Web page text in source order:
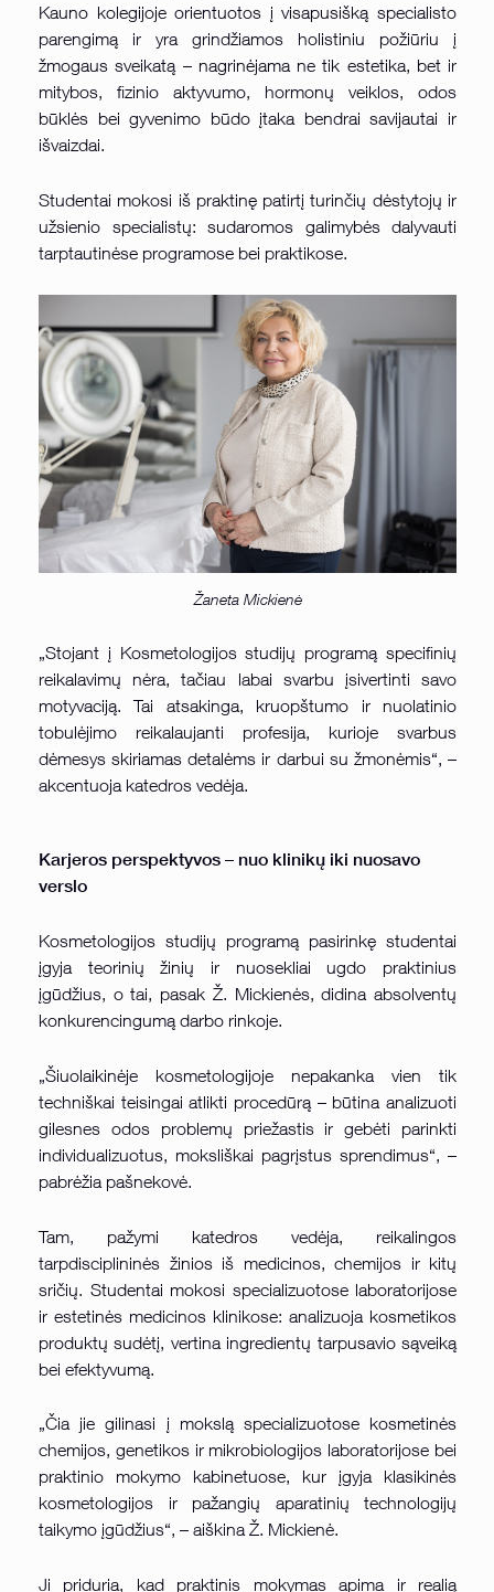
Kauno kolegijoje orientuotos į visapusišką specialisto
parengimą ir yra grindžiamos holistiniu požiūriu į
žmogaus sveikatą – nagrinėjama ne tik estetika, bet ir
mitybos, fizinio aktyvumo, hormonų veiklos, odos
būklės bei gyvenimo būdo įtaka bendrai savijautai ir
išvaizdai.
Studentai mokosi iš praktinę patirtį turinčių dėstytojų ir
užsienio specialistų: sudaromos galimybės dalyvauti
tarptautinėse programose bei praktikose.
Žaneta Mickienė
„Stojant į Kosmetologijos studijų programą specifinių
reikalavimų nėra, tačiau labai svarbu įsivertinti savo
motyvaciją. Tai atsakinga, kruopštumo ir nuolatinio
tobulėjimo reikalaujanti profesija, kurioje svarbus
dėmesys skiriamas detalėms ir darbui su žmonėmis“, –
akcentuoja katedros vedėja.
Karjeros perspektyvos – nuo klinikų iki nuosavo
verslo
Kosmetologijos studijų programą pasirinkę studentai
įgyja teorinių žinių ir nuosekliai ugdo praktinius
įgūdžius, o tai, pasak Ž. Mickienės, didina absolventų
konkurencingumą darbo rinkoje.
„Šiuolaikinėje kosmetologijoje nepakanka vien tik
techniškai teisingai atlikti procedūrą – būtina analizuoti
gilesnes odos problemų priežastis ir gebėti parinkti
individualizuotus, moksliškai pagrįstus sprendimus“, –
pabrėžia pašnekovė.
Tam, pažymi katedros vedėja, reikalingos
tarpdisciplininės žinios iš medicinos, chemijos ir kitų
sričių. Studentai mokosi specializuotose laboratorijose
ir estetinės medicinos klinikose: analizuoja kosmetikos
produktų sudėtį, vertina ingredientų tarpusavio sąveiką
bei efektyvumą.
„Čia jie gilinasi į mokslą specializuotose kosmetinės
chemijos, genetikos ir mikrobiologijos laboratorijose bei
praktinio mokymo kabinetuose, kur įgyja klasikinės
kosmetologijos ir pažangių aparatinių technologijų
taikymo įgūdžius“, – aiškina Ž. Mickienė.
Ji priduria, kad praktinis mokymas apima ir realią